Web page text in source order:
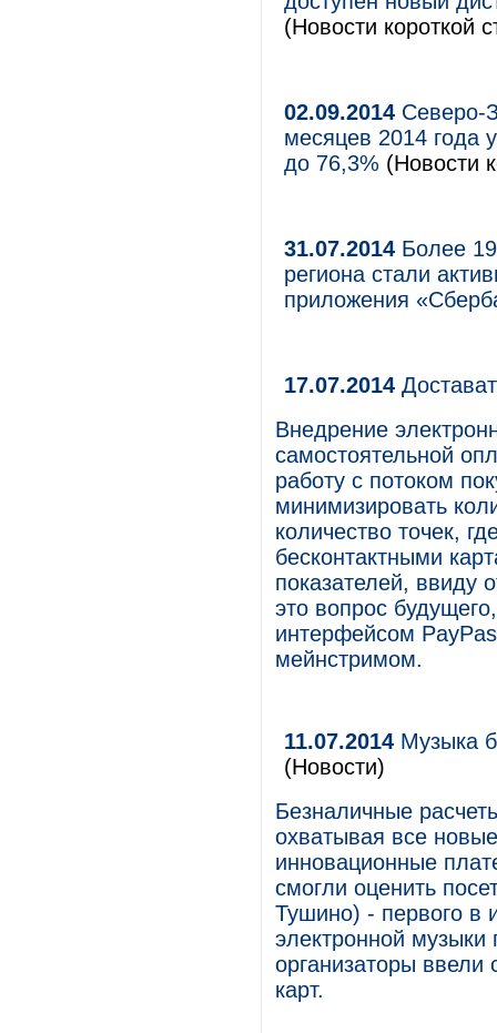
(Новости короткой
02.09.2014 Северо-
месяцев 2014 года
до 76,3% (Новости
31.07.2014 Более
региона стали
приложения
17.07.2014
Внедрение
самостоятельной
работу с потоком
минимизировать
количество точек,
бесконтактными
показателей, ввиду
это вопрос
интерфейсом
мейнстримом.
11.07.2014 Музыка
(Новости)
Безналичные
охватывая все
инновационные
смогли оценить
Тушино) - первого в
электронной
организаторы
карт.